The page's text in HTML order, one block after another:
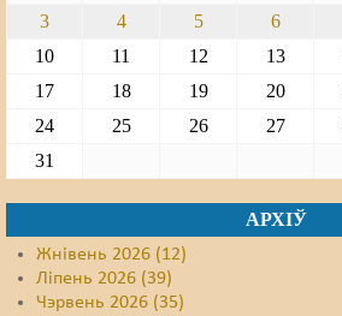
3
4 5 6
10
11 12 13
17
18 19 20
24
25 26 27
31
АРХІЎ
Жнівень 2026 (12)
Ліпень 2026 (39)
Чэрвень 2026 (35)